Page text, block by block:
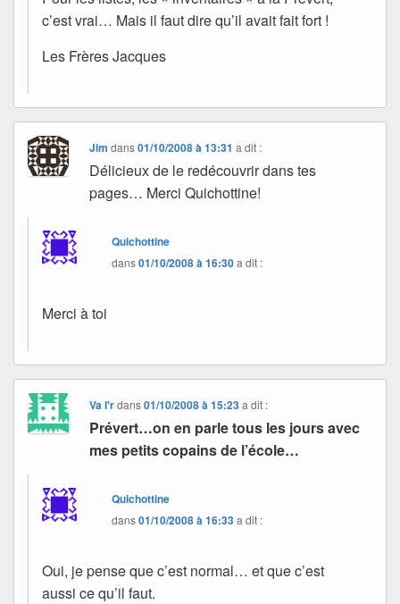
c’est vrai… Mais il faut dire qu’il avait fait fort !
Les Frères Jacques
Jim dans01/10/2008 à 13:31 a dit :
Délicieux de le redécouvrir dans tes
pages… Merci Quichottine!
Quichottine
dans01/10/2008 à 16:30a dit :
Merci à toi
Va l'rdans01/10/2008 à 15:23 a dit :
Prévert…on en parle tous les jours avec
mes petits copains de l’école…
Quichottine
dans01/10/2008 à 16:33a dit :
Oui, je pense que c’est normal… et que c’est
aussi ce qu’il faut.